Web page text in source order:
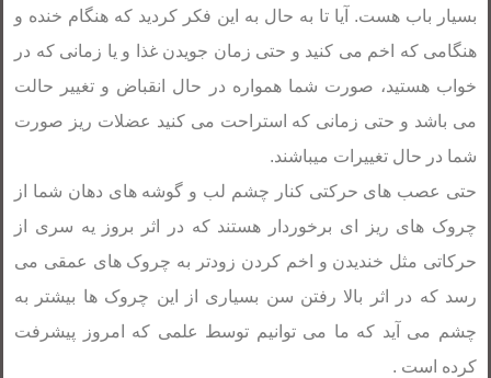
بسیار باب هست. آیا تا به حال به این فکر کردید که هنگام خنده و
هنگامی که اخم می کنید و حتی زمان جویدن غذا و یا زمانی که در
خواب هستید، صورت شما همواره در حال انقباض و تغییر حالت
می باشد و حتی زمانی که استراحت می کنید عضلات ریز صورت
شما در حال تغییرات میباشند.
حتی عصب های حرکتی کنار چشم لب و گوشه های دهان شما از
چروک های ریز ای برخوردار هستند که در اثر بروز یه سری از
حرکاتی مثل خندیدن و اخم کردن زودتر به چروک های عمقی می
رسد که در اثر بالا رفتن سن بسیاری از این چروک ها بیشتر به
چشم می آید که ما می توانیم توسط علمی که امروز پیشرفت
کرده است .